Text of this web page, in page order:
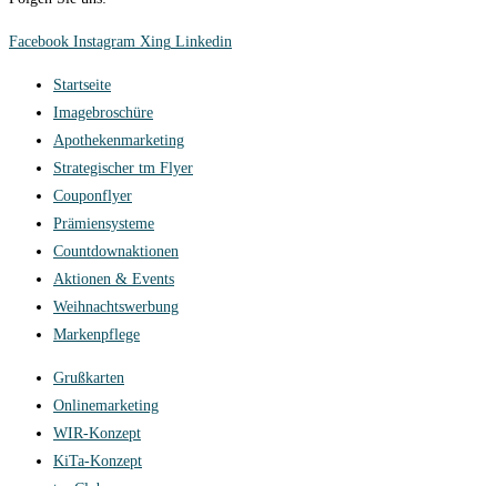
Facebook Instagram Xing Linkedin
Startseite
Imagebroschüre
Apothekenmarketing
Strategischer tm Flyer
Couponflyer
Prämiensysteme
Countdownaktionen
Aktionen & Events
Weihnachtswerbung
Markenpflege
Grußkarten
Onlinemarketing
WIR-Konzept
KiTa-Konzept